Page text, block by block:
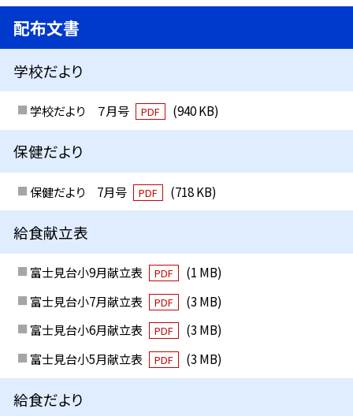
配布文書
学校だより
学校だより ７月号 PDF (940 KB)
保健だより
保健だより 7月号 PDF (718 KB)
給食献立表
富士見台小9月献立表 PDF
(1 MB)
富士見台小7月献立表
PDF
(3 MB)
富士見台小6月献立表
PDF
(3 MB)
富士見台小5月献立表
PDF (3 MB)
給食だより